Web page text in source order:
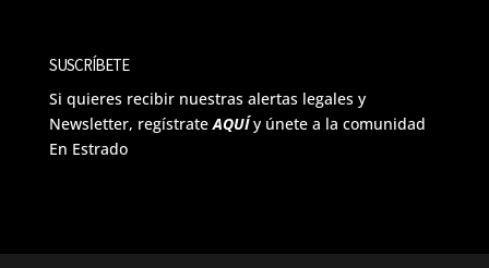
SUSCRÍBETE
Si quieres recibir nuestras alertas legales y
Newsletter, regístrateAQUÍ y únete a la comunidad
En Estrado